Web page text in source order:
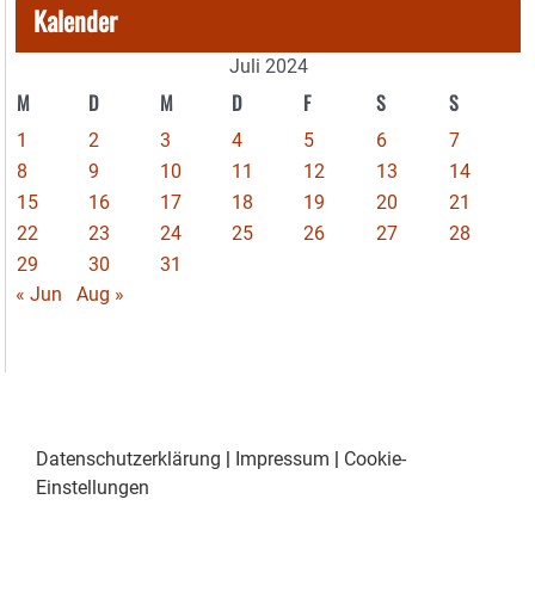
Kalender
Juli 2024
M D M D F S S
1 2 3 4 5 6
7
8
9 10 11 12 13
14
15
16 17 18 19 20
21
22
23 24 25 26 27
28
29
30
31
« Jun
Aug »
Datenschutzerklärung Impressum
Cookie-
Einstellungen